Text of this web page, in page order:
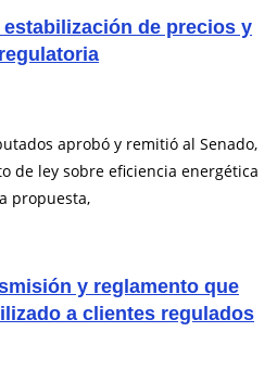
de precios y
aprobó y remitió al Senado,
de ley sobre eficiencia energética
propuesta,
y reglamento que
a clientes regulados